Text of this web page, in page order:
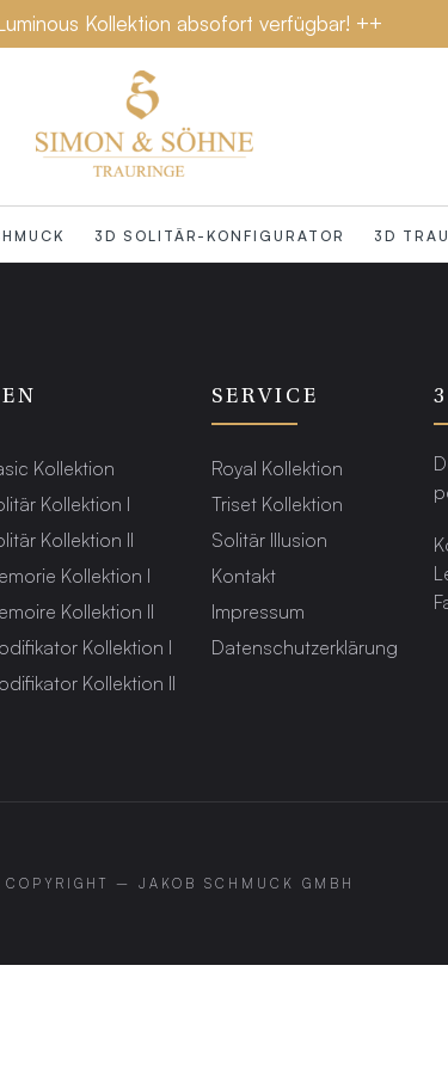
Kollektion absofort verfügbar! ++
3D SOLITÄR-KONFIGURATOR 3D
Kollektion
Kollektion I
Kollektion II
Kollektion I
Kollektion II
Kollektion I
Kollektion II
SERVICE
Royal Kollektion
Triset Kollektion
Solitär Illusion
Kontakt
Impressum
Datenschutzerklärung
– JAKOB SCHMUCK GMBH